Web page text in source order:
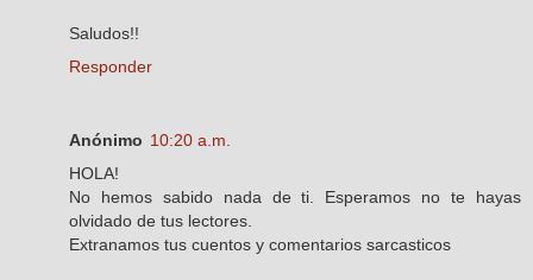
Saludos!!
Responder
Anónimo 10:20 a.m.
HOLA!
No hemos sabido nada de ti. Esperamos no te hayas
olvidado de tus lectores.
Extranamos tus cuentos y comentarios sarcasticos